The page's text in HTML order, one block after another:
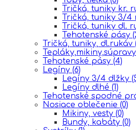
Tričká, tuniky kr.
Tričká, tuniky 3/4
Tričká, tuniky dl.
Tehotenské pásy
Tričká, tuniky, dl.rukáv
Tepláky,mikiny,súpravy
Tehotenské pásy (4)
Legíny (6)
Legíny 3/4 dlžky
Legíny dlhé (1)
Tehotenské spodné
Nosiace oblečenie (0)
Mikiny, vesty (0)
Bundy, kabáty (0)